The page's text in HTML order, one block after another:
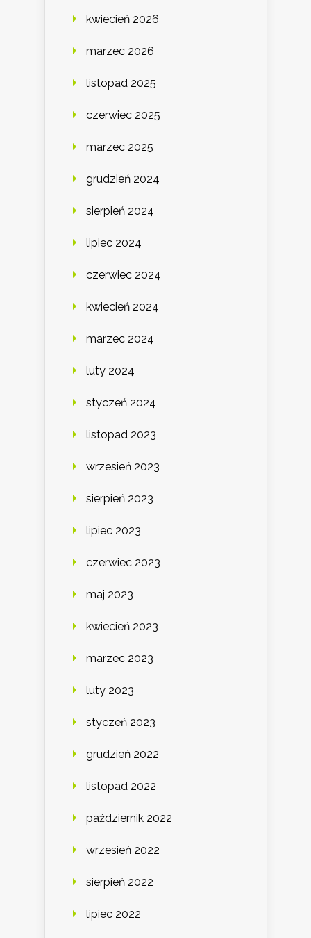
kwiecień 2026
marzec 2026
listopad 2025
czerwiec 2025
marzec 2025
grudzień 2024
sierpień 2024
lipiec 2024
czerwiec 2024
kwiecień 2024
marzec 2024
luty 2024
styczeń 2024
listopad 2023
wrzesień 2023
sierpień 2023
lipiec 2023
czerwiec 2023
maj 2023
kwiecień 2023
marzec 2023
luty 2023
styczeń 2023
grudzień 2022
listopad 2022
październik 2022
wrzesień 2022
sierpień 2022
lipiec 2022